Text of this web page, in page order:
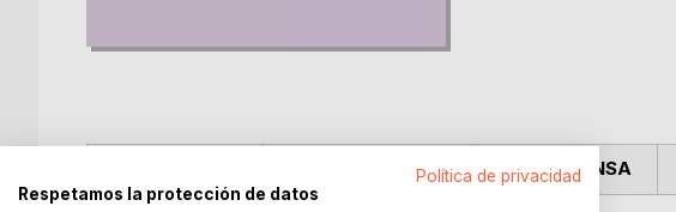
SOBRE EL AUTOR EN LA PRENSA
Política de privacidad
Respetamos la protección de datos